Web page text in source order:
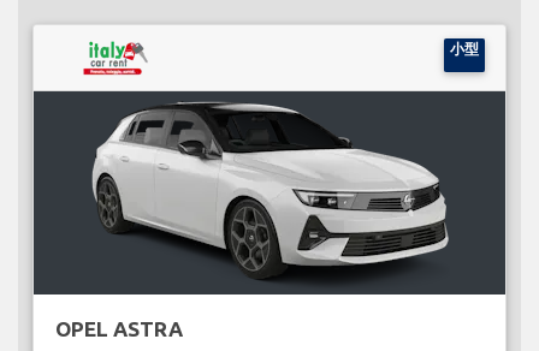
小型
OPEL ASTRA